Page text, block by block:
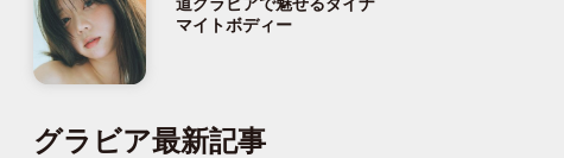
マイトボディー
グラビア最新記事